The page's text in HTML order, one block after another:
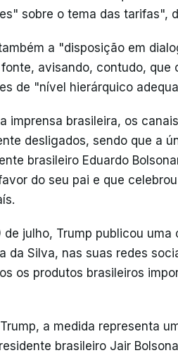
sobre o tema das tarifas",
a "disposição em
avisando, contudo,
de "nível hierárquico
imprensa brasileira, os
desligados, sendo que a
brasileiro Eduardo
do seu pai e que
de julho, Trump publicou
da Silva, nas suas redes
os produtos brasileiros
a medida representa
brasileiro Jair